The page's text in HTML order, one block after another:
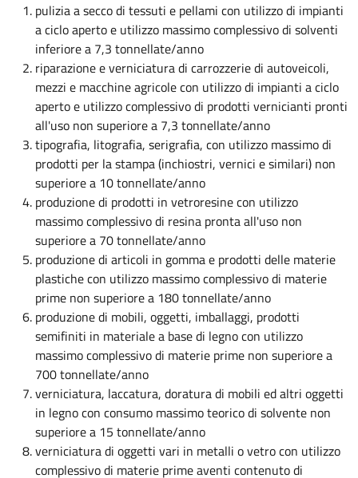
pulizia a secco di tessuti e pellami con utilizzo di impianti
a ciclo aperto e utilizzo massimo complessivo di solventi
inferiore a 7,3 tonnellate/anno
riparazione e verniciatura di carrozzerie di autoveicoli,
mezzi e macchine agricole con utilizzo di impianti a ciclo
aperto e utilizzo complessivo di prodotti vernicianti pronti
all'uso non superiore a 7,3 tonnellate/anno
tipografia, litografia, serigrafia, con utilizzo massimo di
prodotti per la stampa (inchiostri, vernici e similari) non
superiore a 10 tonnellate/anno
produzione di prodotti in vetroresine con utilizzo
massimo complessivo di resina pronta all'uso non
superiore a 70 tonnellate/anno
produzione di articoli in gomma e prodotti delle materie
plastiche con utilizzo massimo complessivo di materie
prime non superiore a 180 tonnellate/anno
produzione di mobili, oggetti, imballaggi, prodotti
semifiniti in materiale a base di legno con utilizzo
massimo complessivo di materie prime non superiore a
700 tonnellate/anno
verniciatura, laccatura, doratura di mobili ed altri oggetti
in legno con consumo massimo teorico di solvente non
superiore a 15 tonnellate/anno
verniciatura di oggetti vari in metalli o vetro con utilizzo
complessivo di materie prime aventi contenuto di